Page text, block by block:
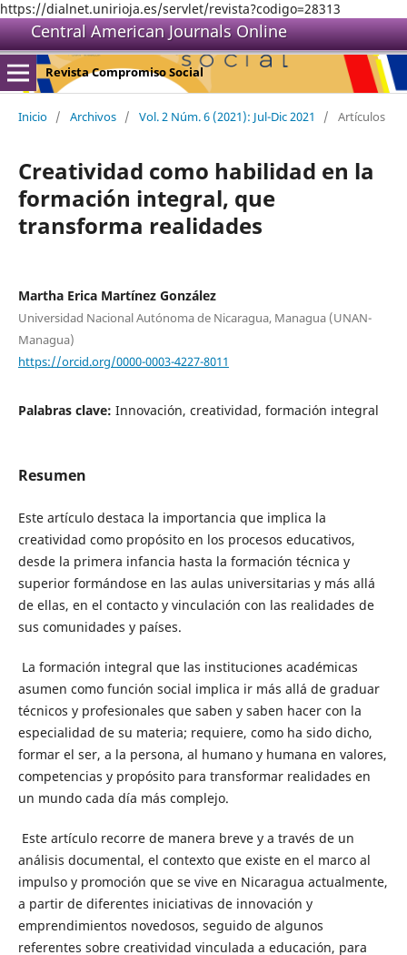
https://dialnet.unirioja.es/servlet/revista?codigo=28313
Central American Journals Online
Revista Compromiso Social
Inicio / Archivos / Vol. 2 Núm. 6 (2021): Jul-Dic 2021 / Artículos
Creatividad como habilidad en la
formación integral, que
transforma realidades
Martha Erica Martínez González
Universidad Nacional Autónoma de Nicaragua, Managua (UNAN-
Managua)
https://orcid.org/0000-0003-4227-8011
Palabras clave: Innovación, creatividad, formación integral
Resumen
Este artículo destaca la importancia que implica la
creatividad como propósito en los procesos educativos,
desde la primera infancia hasta la formación técnica y
superior formándose en las aulas universitarias y más allá
de ellas, en el contacto y vinculación con las realidades de
sus comunidades y países.
La formación integral que las instituciones académicas
asumen como función social implica ir más allá de graduar
técnicos y profesionales que saben y saben hacer con la
especialidad de su materia; requiere, como ha sido dicho,
formar el ser, a la persona, al humano y humana en valores,
competencias y propósito para transformar realidades en
un mundo cada día más complejo.
Este artículo recorre de manera breve y a través de un
análisis documental, el contexto que existe en el marco al
impulso y promoción que se vive en Nicaragua actualmente,
a partir de diferentes iniciativas de innovación y
emprendimientos novedosos, seguido de algunos
referentes sobre creatividad vinculada a educación, para